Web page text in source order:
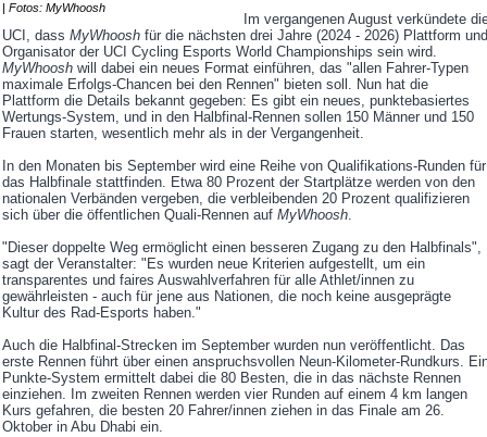
| Fotos: MyWhoosh
Im vergangenen August verkündete
UCI, dass MyWhoosh für die nächsten drei Jahre (2024 - 2026) Plattform und
Organisator der UCI Cycling Esports World Championships sein wird.
MyWhoosh will dabei ein neues Format einführen, das "allen Fahrer-Typen
maximale Erfolgs-Chancen bei den Rennen" bieten soll. Nun hat die
Plattform die Details bekannt gegeben: Es gibt ein neues, punktebasiertes
Wertungs-System, und in den Halbfinal-Rennen sollen 150 Männer und 150
Frauen starten, wesentlich mehr als in der Vergangenheit.
In den Monaten bis September wird eine Reihe von Qualifikations-Runden für
das Halbfinale stattfinden. Etwa 80 Prozent der Startplätze werden von den
nationalen Verbänden vergeben, die verbleibenden 20 Prozent qualifizieren
sich über die öffentlichen Quali-Rennen auf MyWhoosh.
"Dieser doppelte Weg ermöglicht einen besseren Zugang zu den Halbfinals",
sagt der Veranstalter: "Es wurden neue Kriterien aufgestellt, um ein
transparentes und faires Auswahlverfahren für alle Athlet/innen zu
gewährleisten - auch für jene aus Nationen, die noch keine ausgeprägte
Kultur des Rad-Esports haben."
Auch die Halbfinal-Strecken im September wurden nun veröffentlicht. Das
erste Rennen führt über einen anspruchsvollen Neun-Kilometer-Rundkurs.
Punkte-System ermittelt dabei die 80 Besten, die in das nächste Rennen
einziehen. Im zweiten Rennen werden vier Runden auf einem 4 km langen
Kurs gefahren, die besten 20 Fahrer/innen ziehen in das Finale am 26.
Oktober in Abu Dhabi ein.